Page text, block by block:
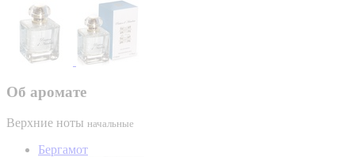
Об аромате
Верхние ноты начальные
Бергамот